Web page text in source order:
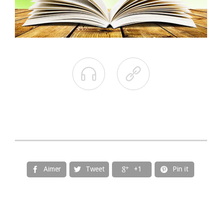
 
 Aimer  Tweet  +1  Pin it